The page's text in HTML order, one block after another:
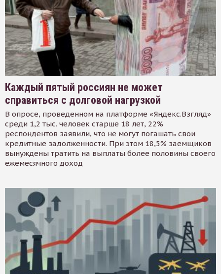
Каждый пятый россиян не может
справиться с долговой нагрузкой
В опросе, проведенном на платформе «Яндекс.Взгляд»
среди 1,2 тыс. человек старше 18 лет, 22%
респондентов заявили, что не могут погашать свои
кредитные задолженности. При этом 18,5% заемщиков
вынуждены тратить на выплаты более половины своего
ежемесячного доход